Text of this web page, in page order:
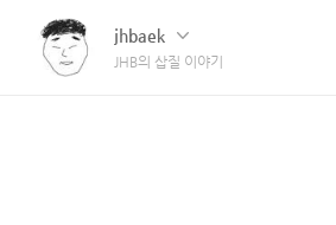
jhbaek
JHB의 삽질 이야기